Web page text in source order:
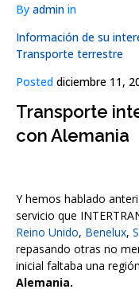
By admin in
Información de su
Transporte terrestre
Posted diciembre 11,
Transporte
con Alemania
Y hemos hablado
servicio que
Reino Unido, Benelux,
repasando otras no
inicial faltaba una
Alemania.